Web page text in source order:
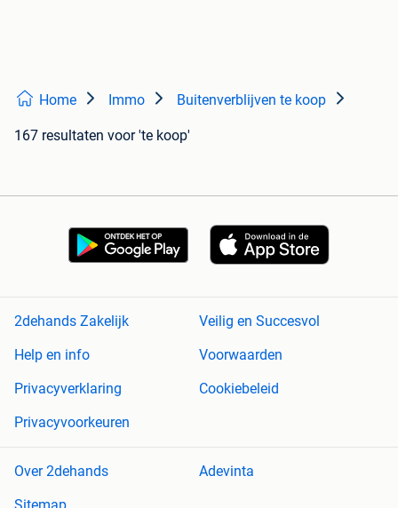
Home Immo Buitenverblijven te koop
167 resultaten voor 'te koop'
2dehands Zakelijk
Veilig en Succesvol
Help en info
Voorwaarden
Privacyverklaring
Cookiebeleid
Privacyvoorkeuren
Over 2dehands
Adevinta